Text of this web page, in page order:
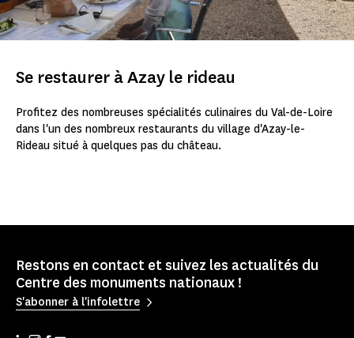
Se restaurer à Azay le rideau
Profitez des nombreuses spécialités culinaires du Val-de-Loire
dans l'un des nombreux restaurants du village d'Azay-le-
Rideau situé à quelques pas du château.
Restons en contact et suivez les actualités du
Centre des monuments nationaux !
S'abonner à l'infolettre